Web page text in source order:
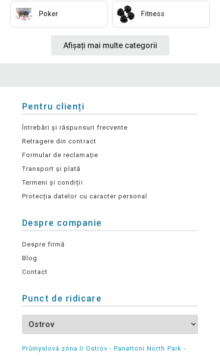
Poker Fitness
Afișați mai multe categorii
Pentru clienți
Întrebări și răspunsuri frecvente
Retragere din contract
Formular de reclamație
Transport și plată
Termeni și condiții
Protecția datelor cu caracter personal
Despre companie
Despre firmă
Blog
Contact
Punct de ridicare
Průmyslová zóna II Ostrov - Panattoni North Park -